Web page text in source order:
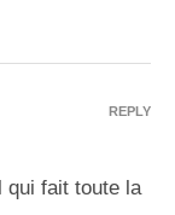
qui fait toute la
REPLY